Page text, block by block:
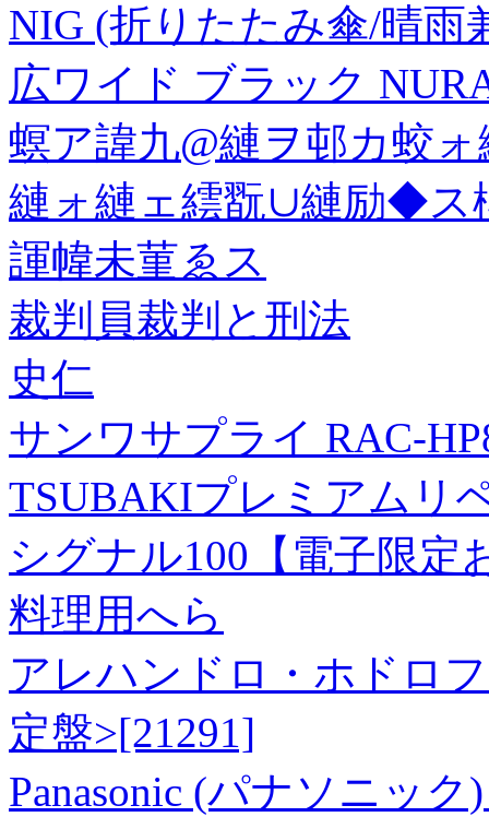
NIG (折りたたみ傘/晴雨
広ワイド ブラック
螟ア諱九@縺ヲ邨カ蛟
縺ォ縺ェ繧翫∪縺励◆ス
諢幃未菫ゑス
裁判員裁判と刑法
史仁
サンワサプライ RAC-
TSUBAKIプレミアムリ
シグナル100【電子限定
料理用へら
アレハンドロ・ホドロ
定盤>[21291]
Panasonic (パナソニッ